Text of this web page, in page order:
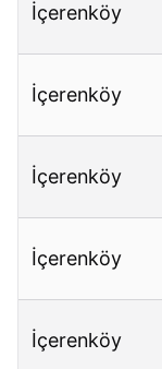
İçerenköy
İçerenköy
İçerenköy
İçerenköy
İçerenköy